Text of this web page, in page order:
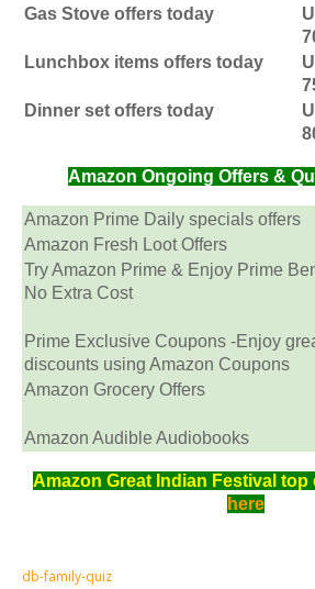
Gas Stove offers today
Lunchbox items offers today
Dinner set offers today
Amazon Ongoing Offers &
Amazon Prime Daily specials offers
Amazon Fresh Loot Offers
Try Amazon Prime & Enjoy Prime
No Extra Cost
Prime Exclusive Coupons -Enjoy
discounts using Amazon Coupons
Amazon Grocery Offers
Amazon Audible Audiobooks
Amazon Great Indian Festival
here
db-family-quiz